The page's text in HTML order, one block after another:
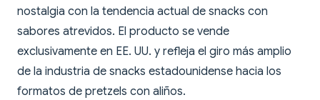
nostalgia con la tendencia actual de snacks con
sabores atrevidos. El producto se vende
exclusivamente en EE. UU. y refleja el giro más amplio
de la industria de snacks estadounidense hacia los
formatos de pretzels con aliños.